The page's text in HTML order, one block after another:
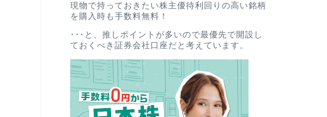
現物で持っておきたい株主優待利回りの高い銘柄
を購入時も手数料無料！
･･･と、推しポイントが多いので最優先で開設し
ておくべき証券会社口座だと考えています。